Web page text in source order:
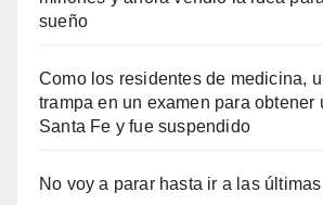
sueño
Como los residentes de medicina,
trampa en un examen para obtener
Santa Fe y fue suspendido
No voy a parar hasta ir a las